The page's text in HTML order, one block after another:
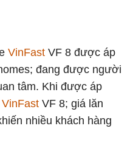
VinFast VF 8 được áp
đang được người
tâm. Khi được áp
VinFast VF 8; giá lăn
nhiều khách hàng